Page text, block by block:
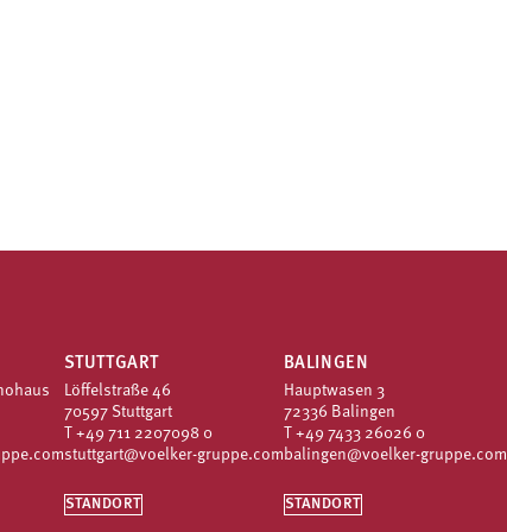
STUTTGART
Löffelstraße 46
70597 Stuttgart
T +49 711 2207098 0
stuttgart@voelker-gruppe.com
STANDORT
BALINGEN
Hauptwasen 3
72336 Balingen
T +49 7433 26026 0
balingen@voelker-gruppe.com
STANDORT